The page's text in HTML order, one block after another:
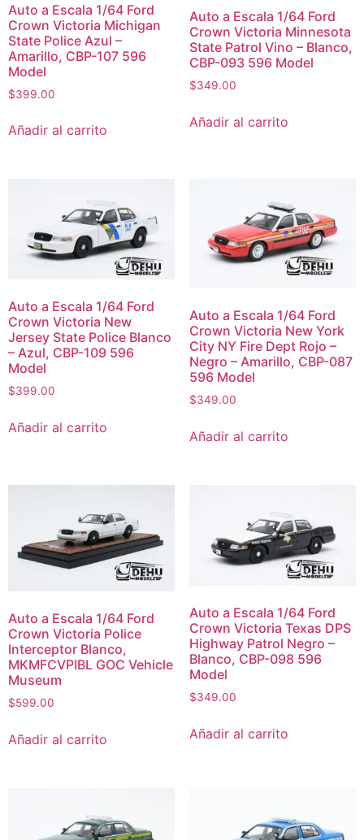
Auto a Escala 1/64 Ford
Crown Victoria Michigan
State Police Azul –
Amarillo, CBP-107 596
Model
$399.00
Añadir al carrito
Auto a Escala 1/64 Ford
Crown Victoria Minnesota
State Patrol Vino – Blanco,
CBP-093 596 Model
$349.00
Añadir al carrito
Auto a Escala 1/64 Ford
Crown Victoria New
Jersey State Police Blanco
– Azul, CBP-109 596
Model
$399.00
Añadir al carrito
Auto a Escala 1/64 Ford
Crown Victoria New York
City NY Fire Dept Rojo –
Negro – Amarillo, CBP-087
596 Model
$349.00
Añadir al carrito
Auto a Escala 1/64 Ford
Crown Victoria Police
Interceptor Blanco,
MKMFCVPIBL GOC Vehicle
Museum
$599.00
Añadir al carrito
Auto a Escala 1/64 Ford
Crown Victoria Texas DPS
Highway Patrol Negro –
Blanco, CBP-098 596
Model
$349.00
Añadir al carrito